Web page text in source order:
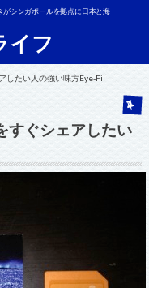
シンガポールを拠点に日本と海
イフ
したい人の強い味方Eye-Fi
すぐシェアしたい